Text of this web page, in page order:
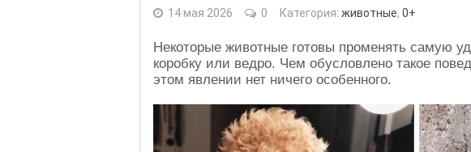
14 мая 2026 0 Категория: животные, 0+
Некоторые животные готовы променять самую
коробку или ведро. Чем обусловлено такое
этом явлении нет ничего особенного.